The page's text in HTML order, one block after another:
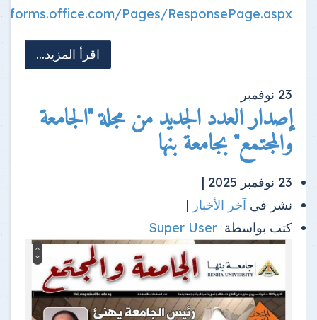
Pages/ResponsePage.aspx...
اقرأ المزيد...
23 نوفمبر
إصدار العدد الجديد من مجلة "الجامعة
والمجتمع" بجامعة بنها
23 نوفمبر 2025 |
نشر فى آخر الأخبار |
كتب بواسطة Super User